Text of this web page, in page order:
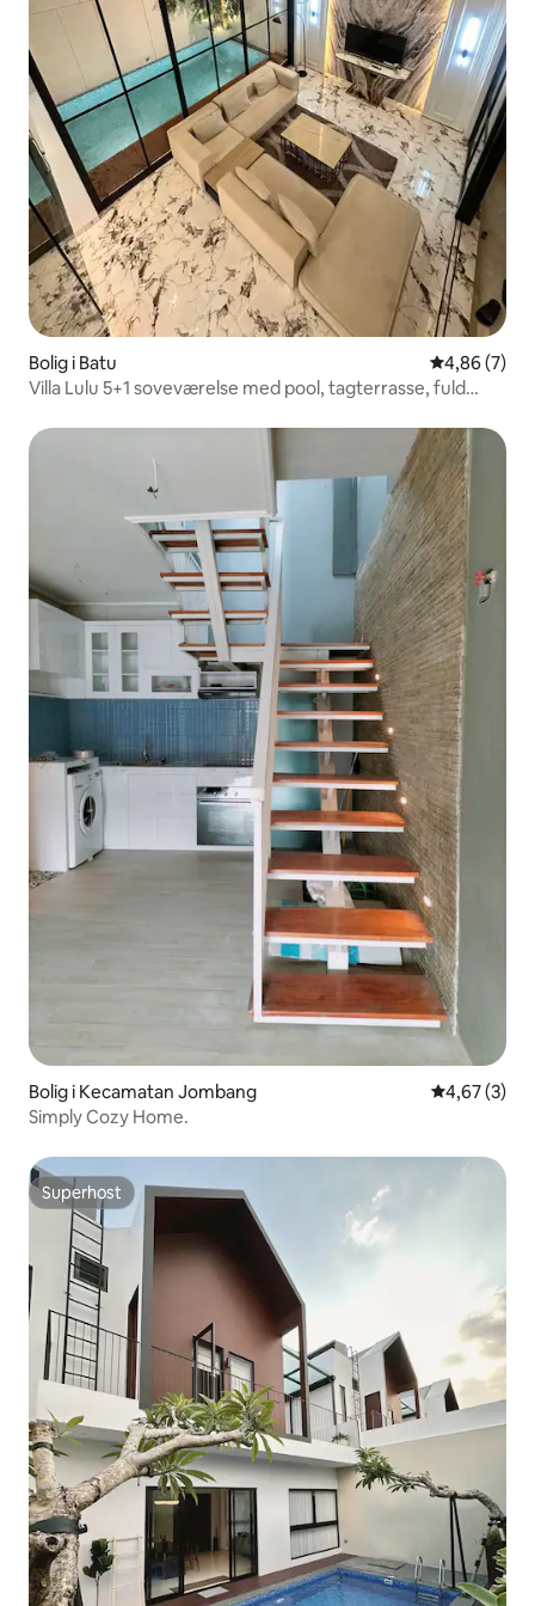
Bolig i Batu 4,86 ud af 5
4,86 (7)
Villa Lulu 5+1 soveværelse med pool, tagterrasse, fuld
Bolig i Kecamatan Jombang 4,67 ud af 5
4,67 (3)
Simply Cozy Home.
Superhost
Superhost